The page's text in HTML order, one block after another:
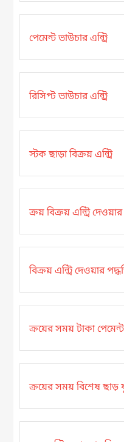
পেমেন্ট ভাউচার এন্ট্রি
রিসিপ্ট ভাউচার এন্ট্রি
স্টক ছাড়া বিক্রয় এন্ট্রি
ক্রয় বিক্রয় এন্ট্রি
বিক্রয় এন্ট্রি দেওয়ার
ক্রয়ের সময় টাকা
ক্রয়ের সময় বিশেষ ছাড়